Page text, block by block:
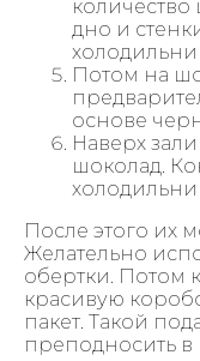
количество
дно и
Потом на
основе
Наверх
шоколад.
После этого их
Желательно
обертки. Потом
красивую
пакет. Такой
преподносить в